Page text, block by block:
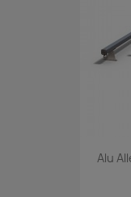
Alu